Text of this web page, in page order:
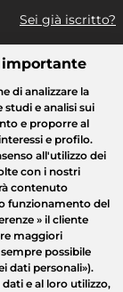
Sei già iscritto?
Elettrodomestici
di analizzare la
studi e analisi sui
e proporre al
e profilo.
all'utilizzo dei
con i nostri
contenuto
funzionamento del
»il cliente
maggiori
possibile
dati personali»).
e al loro utilizzo,